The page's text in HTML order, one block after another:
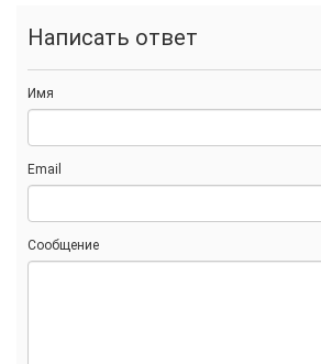
Написать ответ
Имя
Email
Сообщение